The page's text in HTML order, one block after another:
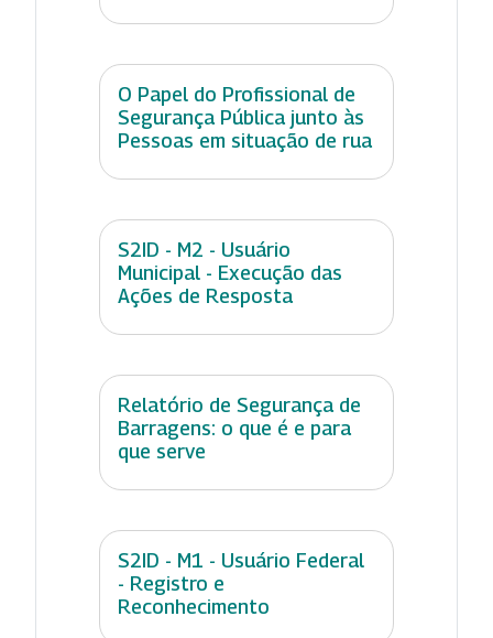
O Papel do Profissional de
Segurança Pública junto às
Pessoas em situação de rua
S2ID - M2 - Usuário
Municipal - Execução das
Ações de Resposta
Relatório de Segurança de
Barragens: o que é e para
que serve
S2ID - M1 - Usuário Federal
- Registro e
Reconhecimento